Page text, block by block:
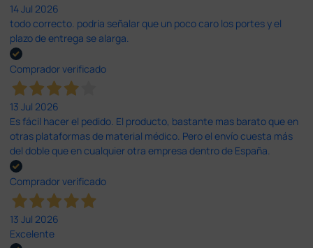
14 Jul 2026
todo correcto. podria señalar que un poco caro los portes y el
plazo de entrega se alarga.
Comprador verificado
13 Jul 2026
Es fácil hacer el pedido. El producto, bastante mas barato que en
otras plataformas de material médico. Pero el envío cuesta más
del doble que en cualquier otra empresa dentro de España.
Comprador verificado
13 Jul 2026
Excelente